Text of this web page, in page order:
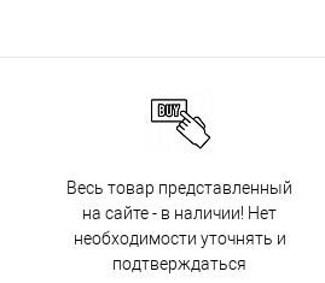
Весь товар представленный
на сайте - в наличии! Нет
необходимости уточнять и
подтверждаться